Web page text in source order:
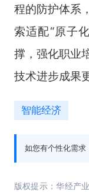
程的防护体系
索适配“原子
撑，强化职业
技术进步成果
智能经济
如您有个性化需求
版权提示：华经产